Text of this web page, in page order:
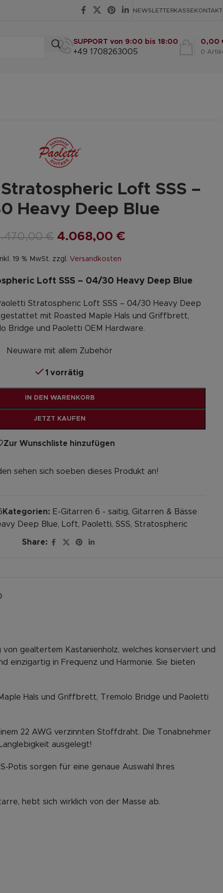
NEWSLETTERKASSEKONTAKT
SUPPORT von 9:00 bis 18:00
+49 1708263005 0
0,00
Loft SSS –
Heavy Deep Blue
€ 4.068,00 €
19 % MwSt. zzgl. Versandkosten
Loft SSS – 04/30 Heavy Deep Blue
Stratospheric Loft SSS – 04/30 Heavy Deep
mit Roasted Maple Hals und Griffbrett,
Bridge und Paoletti OEM Hardware.
Neuware mit allem Zubehör
1 vorrätig
IN DEN WARENKORB
JETZT KAUFEN
Alternative:
Zur Wunschliste hinzufügen
sehen sich soeben dieses Produkt an!
Kategorien: E-Gitarren 6 - saitig, Gitarren & Bässe
Deep Blue, Loft, Paoletti, SSS, Stratospheric
Share:
gealtertem Kastanienholz, welches konserviert und
einzigartig in Frequenz und Harmonie. Sie bieten
Hals und Griffbrett, Tremolo Bridge und Paoletti
22 AWG verzinnten Stoffdraht. Die Tonabnehmer
ausgelegt!
Potis sorgen für eine genaue Auswahl Ihres
hebt sich wirklich von der Masse ab.